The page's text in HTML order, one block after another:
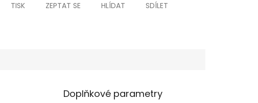
TISK ZEPTAT SE HLÍDAT SDÍLET
Doplňkové parametry